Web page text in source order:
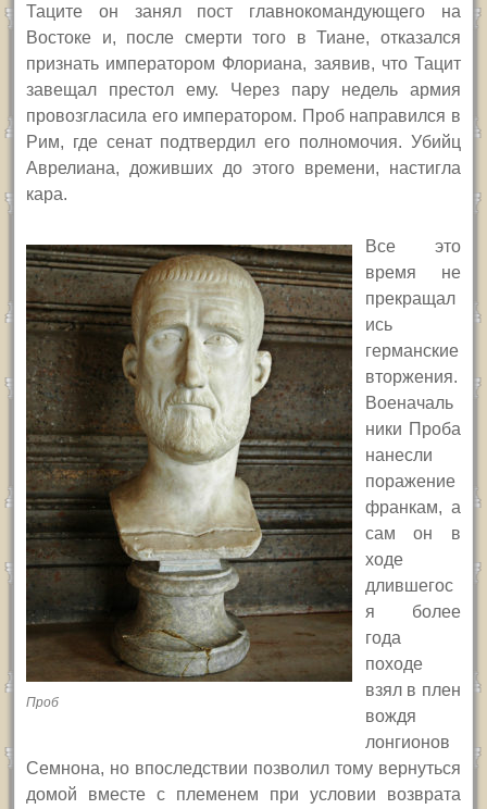
Таците он занял пост главнокомандующего на
Востоке и, после смерти того в Тиане, отказался
признать императором Флориана, заявив, что Тацит
завещал престол ему. Через пару недель армия
провозгласила его императором. Проб направился в
Рим, где сенат подтвердил его полномочия. Убийц
Аврелиана, доживших до этого времени, настигла
кара.
Проб
Все это
время не
прекращал
ись
германские
вторжения.
Военачаль
ники Проба
нанесли
поражение
франкам, а
сам он в
ходе
длившегос
я более
года
походе
взял в плен
вождя
лонгионов
Семнона, но впоследствии позволил тому вернуться
домой вместе с племенем при условии возврата